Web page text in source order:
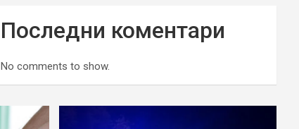
Последни коментари
No comments to show.